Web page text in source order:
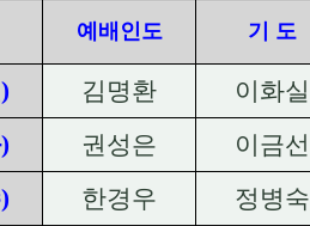
예배인도 기 도
) 김명환 이화실
) 권성은 이금선
) 한경우 정병숙